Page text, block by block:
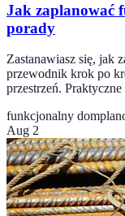
Jak zaplanować
porady
Zastanawiasz się, jak
przewodnik krok po
przestrzeń.
funkcjonalny dom
Aug 2